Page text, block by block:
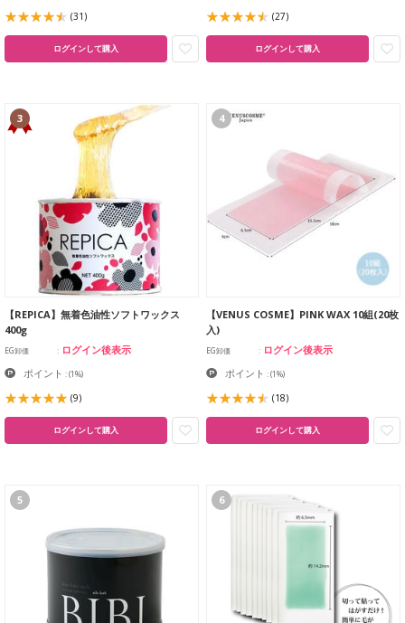
(31)
ログインして購入
(27)
ログインして購入
3
【REPICA】無着色油性ソフトワックス
400g
EG卸価 ログイン後表示
ポイント :(1%)
(9)
ログインして購入
4
【VENUS COSME】PINK WAX 10組(20枚
入)
EG卸価 ログイン後表示
ポイント :(1%)
(18)
ログインして購入
5 6